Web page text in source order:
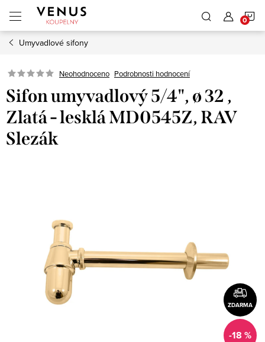
obsah
Umyvadlové sifony
Neohodnoceno Podrobnosti hodnocení
Sifon umyvadlový 5/4", ø 32 ,
Zlatá - lesklá MD0545Z, RAV
Slezák
ZDARMA
-18 %